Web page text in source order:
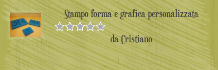
Stampo forma e grafica personalizzata
Valutato5
su 5
da Cristiano